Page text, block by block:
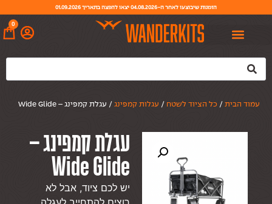
הזמנות שיבוצעו לאחר ה-04.08.2026 יצאו להפצה בתאריך 01.09.2026
0
עמוד הבית / כל הציוד לשטח / עגלות קמפינג / עגלת קמפינג – Wide Glide
עגלת קמפינג –
Wide Glide
יש לכם ציוד, אבל לא